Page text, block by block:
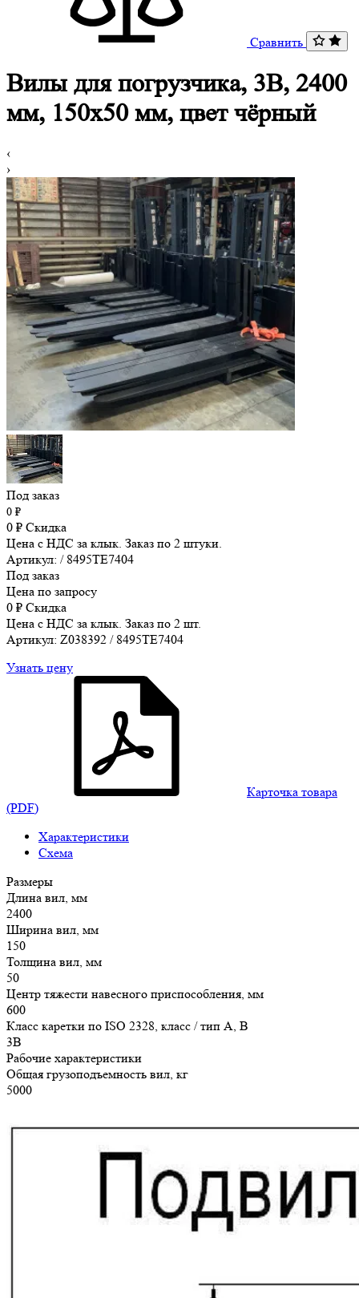
Сравнить
Вилы для погрузчика, 3B, 2400
мм, 150x50 мм, цвет чёрный
‹
›
Под заказ
0 ₽
0 ₽ Скидка
Цена с НДС за клык. Заказ по 2 штуки.
Артикул: / 8495TE7404
Под заказ
Цена по запросу
0 ₽ Скидка
Цена с НДС за клык. Заказ по 2 шт.
Артикул: Z038392 / 8495TE7404
Узнать цену
Карточка товара
(PDF)
Характеристики
Схема
Размеры
Длина вил, мм
2400
Ширина вил, мм
150
Толщина вил, мм
50
Центр тяжести навесного приспособления, мм
600
Класс каретки по ISO 2328, класс / тип A, B
3B
Рабочие характеристики
Общая грузоподъемность вил, кг
5000